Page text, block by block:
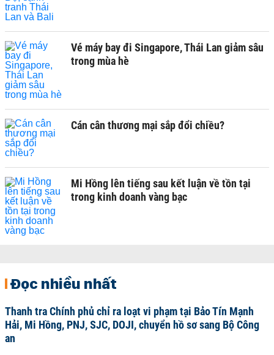
Vé máy bay đi Singapore, Thái Lan giảm sâu
trong mùa hè
Cán cân thương mại sắp đổi chiều?
Mi Hồng lên tiếng sau kết luận về tồn tại
trong kinh doanh vàng bạc
Đọc nhiều nhất
Thanh tra Chính phủ chỉ ra loạt vi phạm tại Bảo Tín Mạnh
Hải, Mi Hồng, PNJ, SJC, DOJI, chuyển hồ sơ sang Bộ Công
an